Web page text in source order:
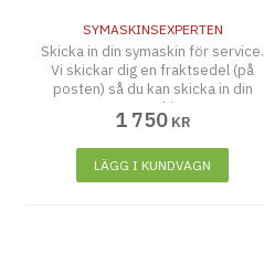
SYMASKINSEXPERTEN
Skicka in din symaskin för service.
Vi skickar dig en fraktsedel (på
posten) så du kan skicka in din
symaskin.
1 750 KR
LÄGG I KUNDVAGN